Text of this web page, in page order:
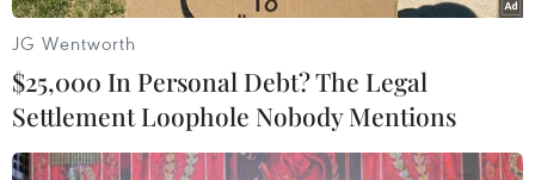
JG Wentworth
$25,000 In Personal Debt? The Legal
Settlement Loophole Nobody Mentions